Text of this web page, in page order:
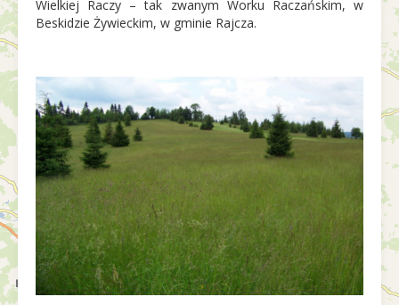
Wielkiej Raczy – tak zwanym Worku Raczańskim, w
Beskidzie Żywieckim, w gminie Rajcza.